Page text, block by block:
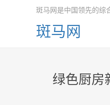
斑马网是中国领先的综
斑马网
绿色厨房